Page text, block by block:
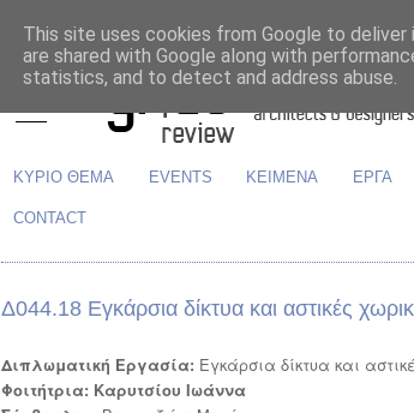
ΚΥΡΙΟ ΘΕΜΑ EVENTS ΚΕΙΜΕΝΑ ΕΡΓΑ
CONTACT
Δ044.18 Εγκάρσια δίκτυα και αστικές
Διπλωματική Εργασία: Εγκάρσια δίκτυα και
Φοιτήτρια: Καρυτσίου Ιωάννα
This site uses cookies from Google to
are shared with Google along with
statistics, and to detect and address abuse.